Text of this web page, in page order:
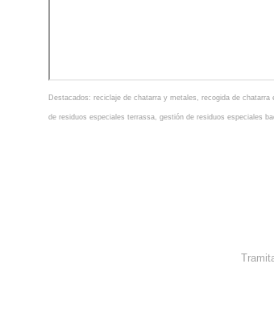
Destacados: reciclaje de chatarra y metales recogida de chatarra
de residuos especiales terrassa gestión de residuos especiales